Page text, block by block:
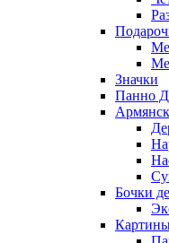
Значки
Панно
Бочки